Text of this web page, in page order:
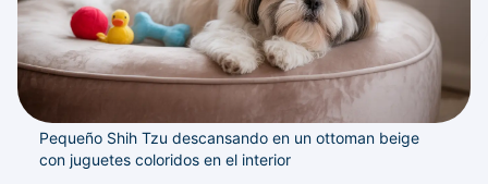
Pequeño Shih Tzu descansando en un ottoman beige
con juguetes coloridos en el interior